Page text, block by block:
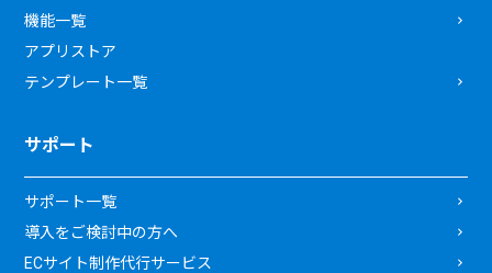
機能一覧
アプリストア
テンプレート一覧
サポート
サポート一覧
導入をご検討中の方へ
ECサイト制作代行サービス